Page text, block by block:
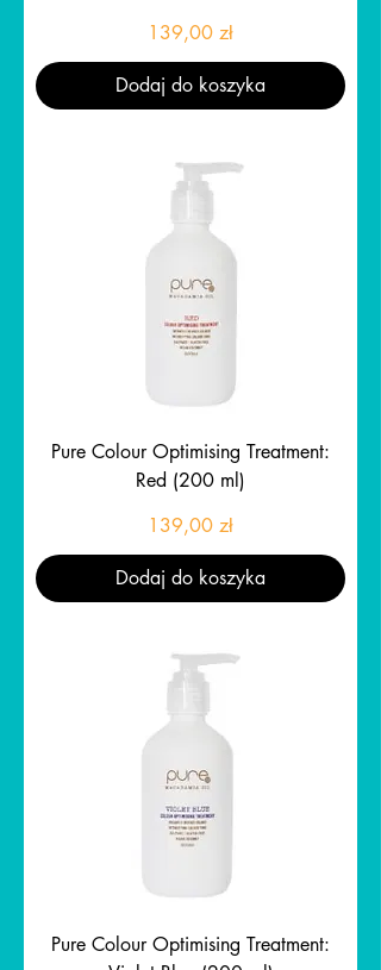
Cena
139,00 zł
Dodaj do koszyka
Pure Colour Optimising Treatment:
Red (200 ml)
Cena
139,00 zł
Dodaj do koszyka
Pure Colour Optimising Treatment: